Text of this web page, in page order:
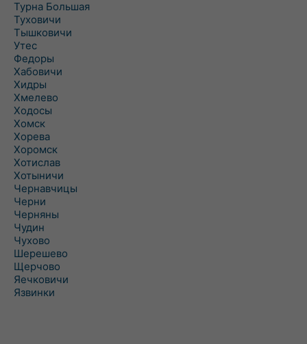
Турна Большая
Туховичи
Тышковичи
Утес
Федоры
Хабовичи
Хидры
Хмелево
Ходосы
Хомск
Хорева
Хоромск
Хотислав
Хотыничи
Чернавчицы
Черни
Черняны
Чудин
Чухово
Шерешево
Щерчово
Яечковичи
Язвинки